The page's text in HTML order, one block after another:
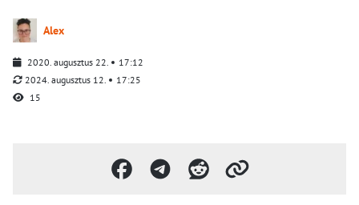
Alex
2020. augusztus 22.
17:12
2024. augusztus 12.
17:25
15